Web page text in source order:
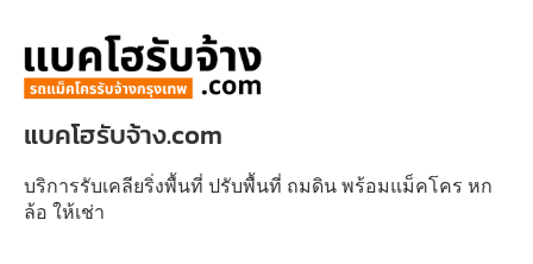
แบคโฮรับจ้าง.com
บริการรับเคลียริ่งพื้นที่ ปรับพื้นที่ ถมดิน พร้อมแม็คโคร หก
ล้อ ให้เช่า